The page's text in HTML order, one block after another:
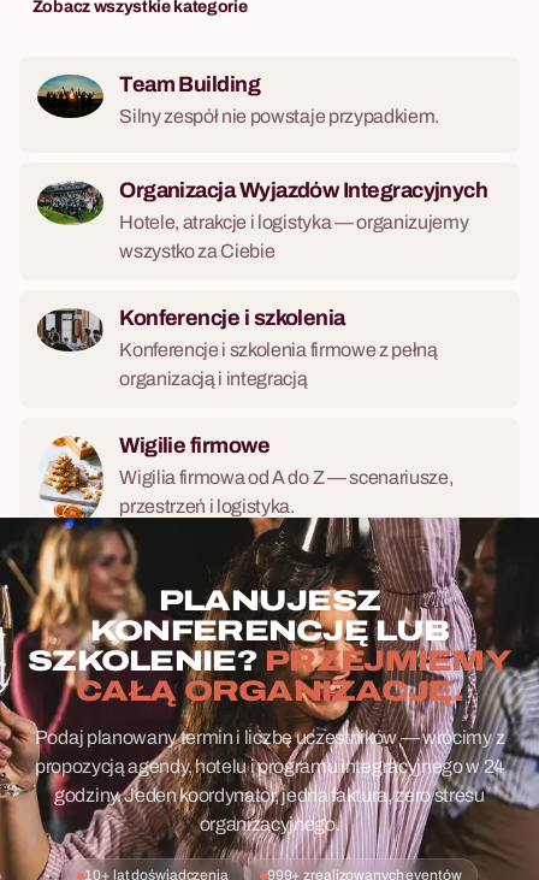
Zobacz wszystkie kategorie
Team Building
Silny zespół nie powstaje przypadkiem.
Organizacja Wyjazdów Integracyjnych
Hotele, atrakcje i logistyka — organizujemy
wszystko za Ciebie
Konferencje i szkolenia
Konferencje i szkolenia firmowe z pełną
organizacją i integracją
Wigilie firmowe
Wigilia firmowa od A do Z — scenariusze,
przestrzeń i logistyka.
PLANUJESZ
KONFERENCJĘ LUB
SZKOLENIE? PRZEJMIEMY
CAŁĄ ORGANIZACJĘ.
Podaj planowany termin i liczbę uczestników — wrócimy z
propozycją agendy, hotelu i programu integracyjnego w 24
godziny. Jeden koordynator, jedna faktura, zero stresu
organizacyjnego.
10+ lat doświadczenia 999+ zrealizowanych eventów